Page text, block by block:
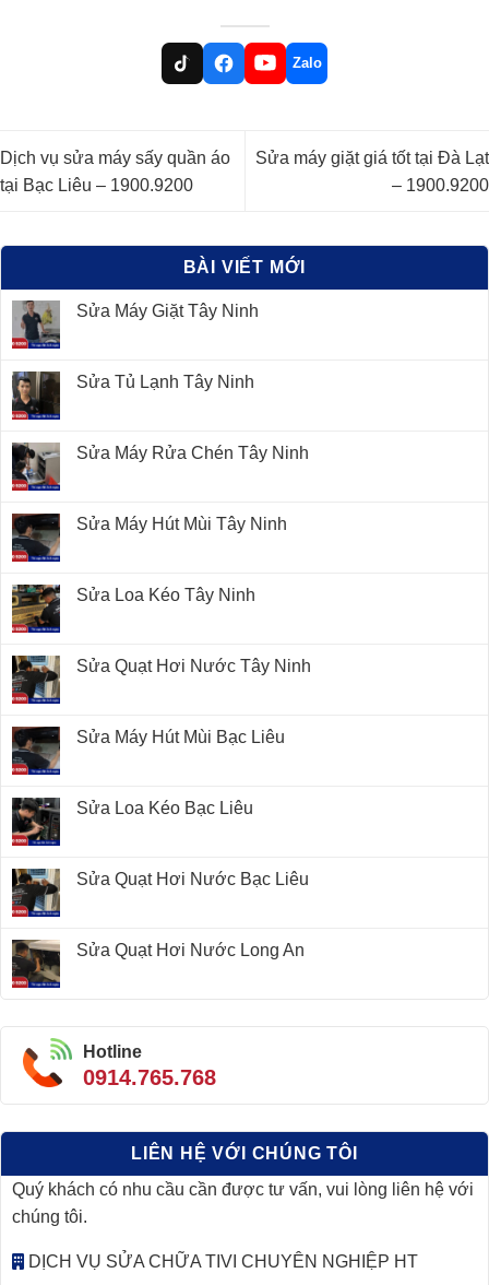
Zalo
Dịch vụ sửa máy sấy quần áo
tại Bạc Liêu – 1900.9200
Sửa máy giặt giá tốt tại Đà Lạt
– 1900.9200
BÀI VIẾT MỚI
Sửa Máy Giặt Tây Ninh
Sửa Tủ Lạnh Tây Ninh
Sửa Máy Rửa Chén Tây Ninh
Sửa Máy Hút Mùi Tây Ninh
Sửa Loa Kéo Tây Ninh
Sửa Quạt Hơi Nước Tây Ninh
Sửa Máy Hút Mùi Bạc Liêu
Sửa Loa Kéo Bạc Liêu
Sửa Quạt Hơi Nước Bạc Liêu
Sửa Quạt Hơi Nước Long An
Hotline
0914.765.768
LIÊN HỆ VỚI CHÚNG TÔI
Quý khách có nhu cầu cần được tư vấn, vui lòng liên hệ với
chúng tôi.
DỊCH VỤ SỬA CHỮA TIVI CHUYÊN NGHIỆP HT